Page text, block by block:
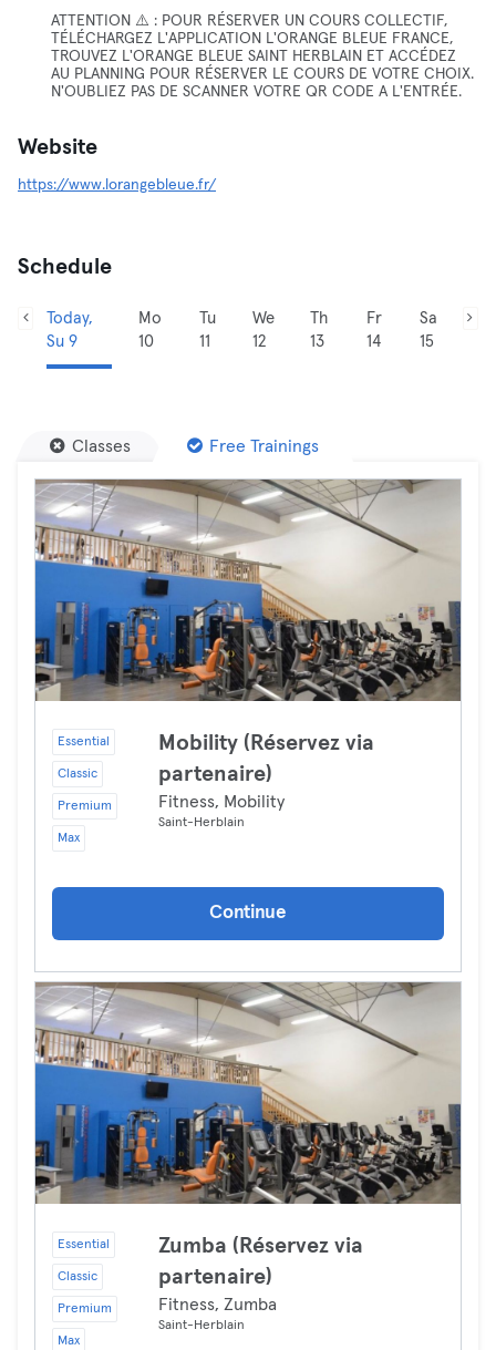
ATTENTION ⚠️ : POUR RÉSERVER UN COURS COLLECTIF,
TÉLÉCHARGEZ L'APPLICATION L'ORANGE BLEUE FRANCE,
TROUVEZ L'ORANGE BLEUE SAINT HERBLAIN ET ACCÉDEZ
AU PLANNING POUR RÉSERVER LE COURS DE VOTRE CHOIX.
N'OUBLIEZ PAS DE SCANNER VOTRE QR CODE A L'ENTRÉE.
Website
https://www.lorangebleue.fr/
Schedule
Today,
Su 9
Mo
10
Tu
11
We
12
Th
13
Fr
14
Sa
15
Classes Free Trainings
Essential
Classic
Premium
Max
Mobility (Réservez via
partenaire)
Fitness, Mobility
Saint-Herblain
Continue
Essential
Classic
Premium
Max
Zumba (Réservez via
partenaire)
Fitness, Zumba
Saint-Herblain